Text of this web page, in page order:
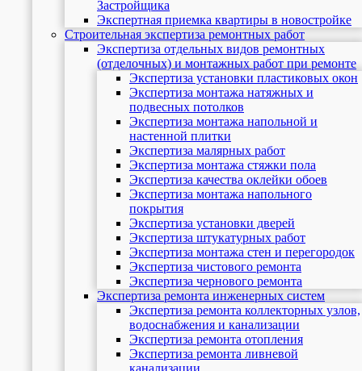
Застройщика
Экспертная приемка квартиры в новостройке
Строительная экспертиза ремонтных работ
Экспертиза отдельных видов ремонтных
(отделочных) и монтажных работ при ремонте
Экспертиза установки пластиковых окон
Экспертиза монтажа натяжных и
подвесных потолков
Экспертиза монтажа напольной и
настенной плитки
Экспертиза малярных работ
Экспертиза монтажа стяжки пола
Экспертиза качества оклейки обоев
Экспертиза монтажа напольного
покрытия
Экспертиза установки дверей
Экспертиза штукатурных работ
Экспертиза монтажа стен и перегородок
Экспертиза чистового ремонта
Экспертиза чернового ремонта
Экспертиза ремонта инженерных систем
Экспертиза ремонта коллекторных узлов,
водоснабжения и канализации
Экспертиза ремонта отопления
Экспертиза ремонта ливневой
канализации